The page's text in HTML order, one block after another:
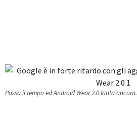
Passa il tempo ed Android Wear 2.0 latita ancora.